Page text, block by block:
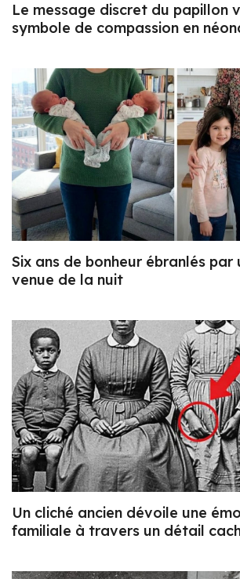
Le message discret du papillon
symbole de compassion en
Six ans de bonheur ébranlés
venue de la nuit
Un cliché ancien dévoile une
familiale à travers un détail